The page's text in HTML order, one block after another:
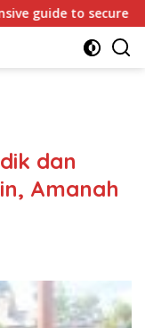
to secure and fast
dan
Amanah